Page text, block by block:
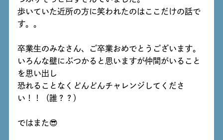
歩いていた近所の方に笑われたのはここだけの話で
す。。
卒業生のみなさん、ご卒業おめでとうございます。
いろんな壁にぶつかると思いますが仲間がいること
を思い出し
恐れることなくどんどんチャレンジしてくださ
い！！（誰？？）
ではまた😎